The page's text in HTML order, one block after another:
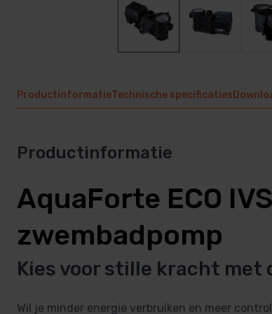
ProductinformatieTechnische specificaties
Productinformatie
AquaForte ECO
zwembadpomp
Kies voor stille kracht met
Wil je minder energie verbruiken en meer